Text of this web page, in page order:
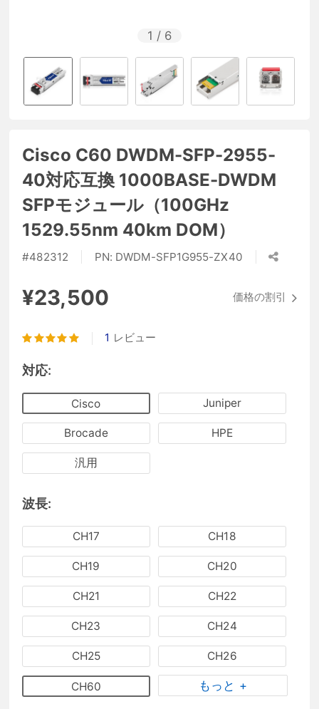
1 / 6
Cisco C60 DWDM-SFP-2955-
40対応互換 1000BASE-DWDM
SFPモジュール（100GHz
1529.55nm 40km DOM）
#482312 PN: DWDM-SFP1G955-ZX40
¥23,500 価格の割引
1 レビュー
対応:
Cisco Juniper
Brocade HPE
汎用
波長:
CH17 CH18
CH19 CH20
CH21 CH22
CH23 CH24
CH25 CH26
CH60 もっと +